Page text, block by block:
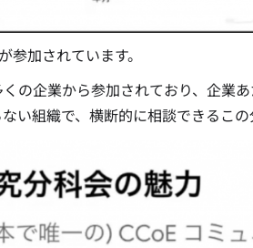
参加されています。
の企業から参加されており、企業
い組織で、横断的に相談できるこ